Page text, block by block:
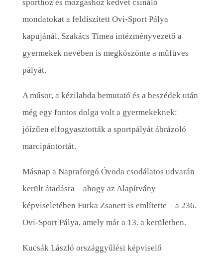
sporthoz és mozgáshoz kedvet csináló
mondatokat a feldíszített Ovi-Sport Pálya
kapujánál. Szakács Tímea intézményvezető a
gyermekek nevében is megköszönte a műfüves
pályát.
A műsor, a kézilabda bemutató és a beszédek után
még egy fontos dolga volt a gyermekeknek:
jóízűen elfogyasztották a sportpályát ábrázoló
marcipántortát.
Másnap a Napraforgó Óvoda csodálatos udvarán
került átadásra – ahogy az Alapítvány
képviseletében Furka Zsanett is említette – a 236.
Ovi-Sport Pálya, amely már a 13. a kerületben.
Kucsák László országgyűlési képviselő